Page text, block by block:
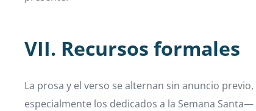
VII. Recursos formales
La prosa y el verso se alternan sin anuncio
especialmente los dedicados a la Semana